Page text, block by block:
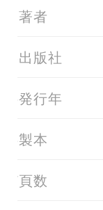
01著者
03出版社
05発行年
06製本
07頁数